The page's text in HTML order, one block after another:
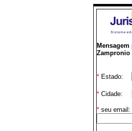
Zampronio
*Estado:
*Cidade:
*seu